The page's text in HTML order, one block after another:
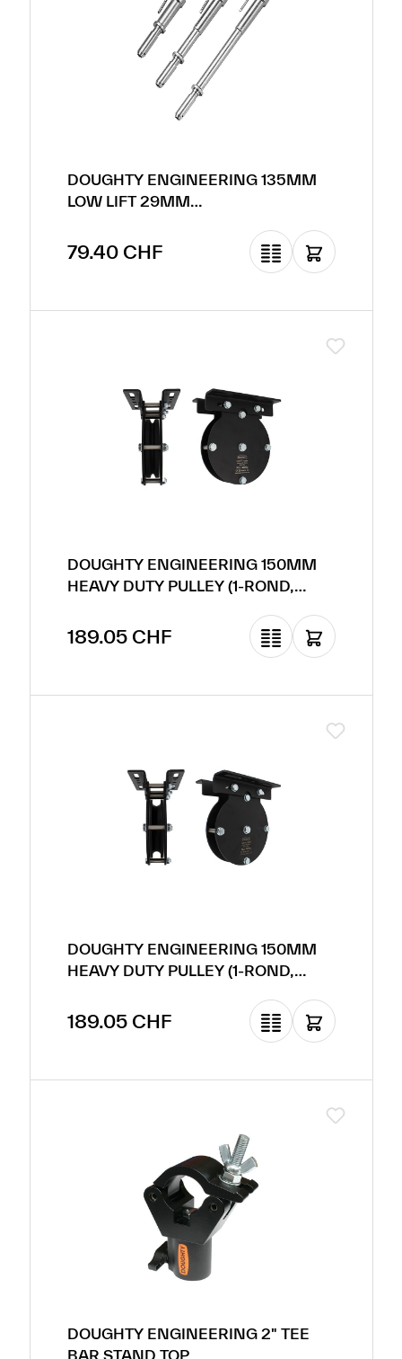
DOUGHTY ENGINEERING 135MM
LOW LIFT 29MM
Prix régulier :
79.40 CHF
DOUGHTY ENGINEERING 150MM
HEAVY DUTY PULLEY (1-ROND,
Prix régulier :
189.05 CHF
DOUGHTY ENGINEERING 150MM
HEAVY DUTY PULLEY (1-ROND,
Prix régulier :
189.05 CHF
DOUGHTY ENGINEERING 2" TEE
BAR STAND TOP